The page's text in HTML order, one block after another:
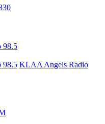
98.5
98.5 KLAA Angels Radio